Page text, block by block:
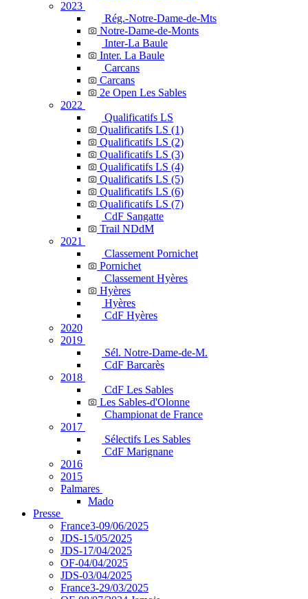
2023
Rég.-Notre-Dame-de-Mts
Notre-Dame-de-Monts
Inter-La Baule
Inter. La Baule
Carcans
Carcans
2e Open Les Sables
2022
Qualificatifs LS
Qualificatifs LS (1)
Qualificatifs LS (2)
Qualificatifs LS (3)
Qualificatifs LS (4)
Qualificatifs LS (5)
Qualificatifs LS (6)
Qualificatifs LS (7)
CdF Sangatte
Trail NDdM
2021
Classement Pornichet
Pornichet
Classement Hyères
Hyères
Hyères
CdF Hyères
2020
2019
Sél. Notre-Dame-de-M.
CdF Barcarès
2018
CdF Les Sables
Les Sables-d'Olonne
Championat de France
2017
Sélectifs Les Sables
CdF Marignane
2016
2015
Palmares
Mado
Presse
France3-09/06/2025
JDS-15/05/2025
JDS-17/04/2025
OF-04/04/2025
JDS-03/04/2025
France3-29/03/2025